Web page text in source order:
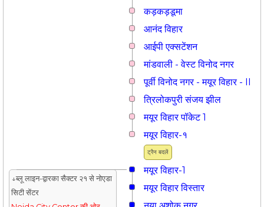
कड़कड़डूमा
आनंद विहार
आईपी एक्सटेंशन
मांडवाली - वेस्ट विनोद नगर
पूर्वी विनोद नगर - मयूर विहार - II
त्रिलोकपुरी संजय झील
मयूर विहार पॉकेट 1
ट्रैन बदलें
मयूर विहार-१
मयूर विहार-1
↓ब्लू लाइन-द्वारका सैक्टर २१ से नोएडा
सिटी सेंटर
मयूर विहार विस्तार